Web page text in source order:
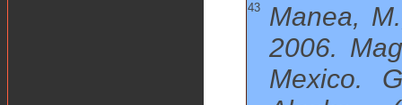
43
Manea,
2006.
Mexico.